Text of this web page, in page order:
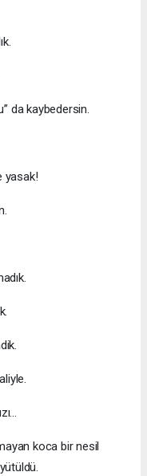
da kaybedersin.
yasak!
koca bir nesil